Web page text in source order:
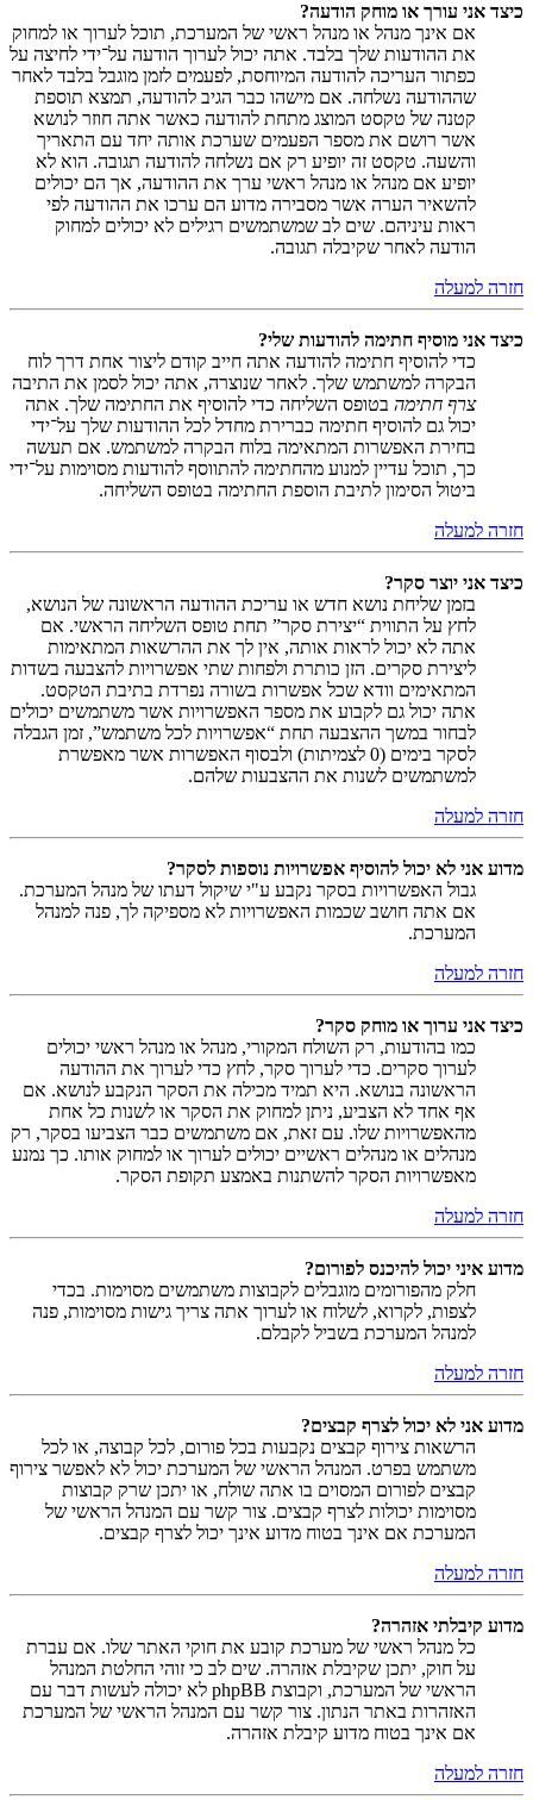
כיצד אני עורך או מוחק הודעה?
אם אינך מנהל או מנהל ראשי של המערכת, תוכל לערוך או למחוק
את ההודעות שלך בלבד. אתה יכול לערוך הודעה על־ידי לחיצה על
כפתור העריכה להודעה המיוחסת, לפעמים לזמן מוגבל בלבד לאחר
שההודעה נשלחה. אם מישהו כבר הגיב להודעה, תמצא תוספת
קטנה של טקסט המוצג מתחת להודעה כאשר אתה חוזר לנושא
אשר רושם את מספר הפעמים שערכת אותה יחד עם התאריך
והשעה. טקסט זה יופיע רק אם נשלחה להודעה תגובה. הוא לא
יופיע אם מנהל או מנהל ראשי ערך את ההודעה, אך הם יכולים
להשאיר הערה אשר מסבירה מדוע הם ערכו את ההודעה לפי
ראות עיניהם. שים לב שמשתמשים רגילים לא יכולים למחוק
הודעה לאחר שקיבלה תגובה.
חזרה למעלה
כיצד אני מוסיף חתימה להודעות שלי?
כדי להוסיף חתימה להודעה אתה חייב קודם ליצור אחת דרך לוח
הבקרה למשתמש שלך. לאחר שנוצרה, אתה יכול לסמן את התיבה
צרף חתימה בטופס השליחה כדי להוסיף את החתימה שלך. אתה
יכול גם להוסיף חתימה כברירת מחדל לכל ההודעות שלך על־ידי
בחירת האפשרות המתאימה בלוח הבקרה למשתמש. אם תעשה
כך, תוכל עדיין למנוע מהחתימה להתווסף להודעות מסוימות על־ידי
ביטול הסימון לתיבת הוספת החתימה בטופס השליחה.
חזרה למעלה
כיצד אני יוצר סקר?
בזמן שליחת נושא חדש או עריכת ההודעה הראשונה של הנושא,
לחץ על התווית “יצירת סקר” תחת טופס השליחה הראשי. אם
אתה לא יכול לראות אותה, אין לך את ההרשאות המתאימות
ליצירת סקרים. הזן כותרת ולפחות שתי אפשרויות להצבעה בשדות
המתאימים וודא שכל אפשרות בשורה נפרדת בתיבת הטקסט.
אתה יכול גם לקבוע את מספר האפשרויות אשר משתמשים יכולים
לבחור במשך ההצבעה תחת “אפשרויות לכל משתמש”, זמן הגבלה
לסקר בימים (0 לצמיתות) ולבסוף האפשרות אשר מאפשרת
למשתמשים לשנות את ההצבעות שלהם.
חזרה למעלה
מדוע אני לא יכול להוסיף אפשרויות נוספות לסקר?
גבול האפשרויות בסקר נקבע ע"י שיקול דעתו של מנהל המערכת.
אם אתה חושב שכמות האפשרויות לא מספיקה לך, פנה למנהל
המערכת.
חזרה למעלה
כיצד אני ערוך או מוחק סקר?
כמו בהודעות, רק השולח המקורי, מנהל או מנהל ראשי יכולים
לערוך סקרים. כדי לערוך סקר, לחץ כדי לערוך את ההודעה
הראשונה בנושא. היא תמיד מכילה את הסקר הנקבע לנושא. אם
אף אחד לא הצביע, ניתן למחוק את הסקר או לשנות כל אחת
מהאפשרויות שלו. עם זאת, אם משתמשים כבר הצביעו בסקר, רק
מנהלים או מנהלים ראשיים יכולים לערוך או למחוק אותו. כך נמנע
מאפשרויות הסקר להשתנות באמצע תקופת הסקר.
חזרה למעלה
מדוע איני יכול להיכנס לפורום?
חלק מהפורומים מוגבלים לקבוצות משתמשים מסוימות. בכדי
לצפות, לקרוא, לשלוח או לערוך אתה צריך גישות מסוימות, פנה
למנהל המערכת בשביל לקבלם.
חזרה למעלה
מדוע אני לא יכול לצרף קבצים?
הרשאות צירוף קבצים נקבעות בכל פורום, לכל קבוצה, או לכל
משתמש בפרט. המנהל הראשי של המערכת יכול לא לאפשר צירוף
קבצים לפורום המסוים בו אתה שולח, או יתכן שרק קבוצות
מסוימות יכולות לצרף קבצים. צור קשר עם המנהל הראשי של
המערכת אם אינך בטוח מדוע אינך יכול לצרף קבצים.
חזרה למעלה
מדוע קיבלתי אזהרה?
כל מנהל ראשי של מערכת קובע את חוקי האתר שלו. אם עברת
על חוק, יתכן שקיבלת אזהרה. שים לב כי זוהי החלטת המנהל
הראשי של המערכת, וקבוצת phpBB לא יכולה לעשות דבר עם
האזהרות באתר הנתון. צור קשר עם המנהל הראשי של המערכת
אם אינך בטוח מדוע קיבלת אזהרה.
חזרה למעלה